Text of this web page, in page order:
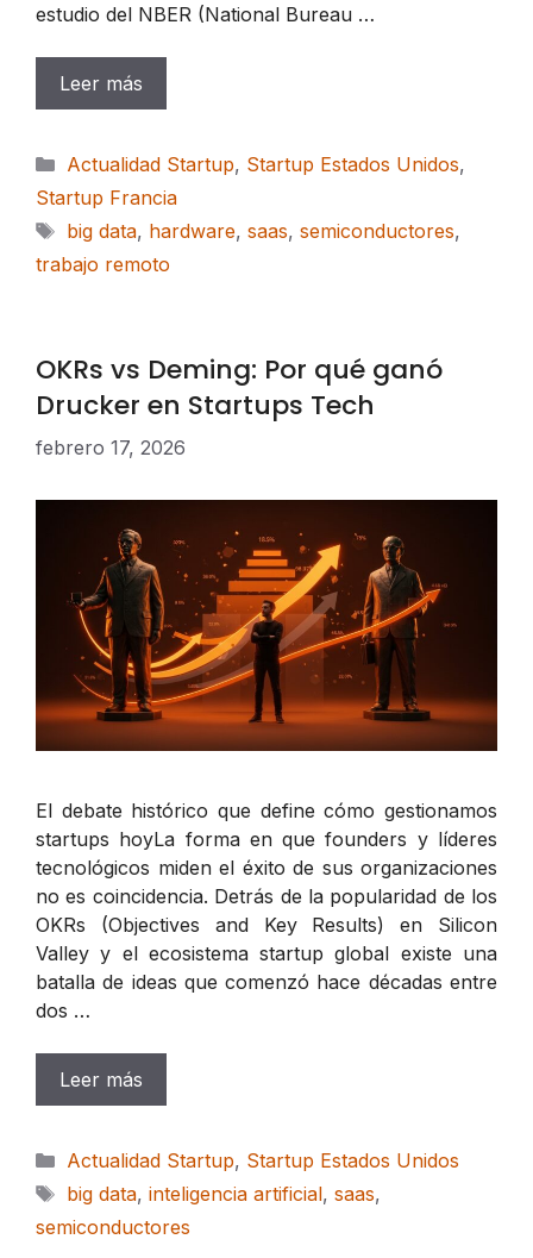
estudio del NBER (National Bureau …
Leer más
Categorías
Actualidad Startup, Startup Estados Unidos,
Startup Francia
Etiquetas
big data, hardware, saas, semiconductores,
trabajo remoto
OKRs vs Deming: Por qué ganó
Drucker en Startups Tech
febrero 17, 2026
El debate histórico que define cómo gestionamos
startups hoyLa forma en que founders y líderes
tecnológicos miden el éxito de sus organizaciones
no es coincidencia. Detrás de la popularidad de los
OKRs (Objectives and Key Results) en Silicon
Valley y el ecosistema startup global existe una
batalla de ideas que comenzó hace décadas entre
dos …
Leer más
Categorías
Actualidad Startup, Startup Estados Unidos
Etiquetas
big data, inteligencia artificial, saas,
semiconductores